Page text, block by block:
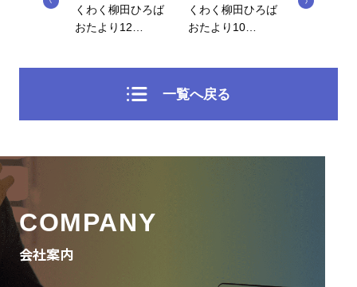
くわく柳田ひろば
おたより12…
くわく柳田ひろば
おたより10…
一覧へ戻る
COMPANY
会社案内